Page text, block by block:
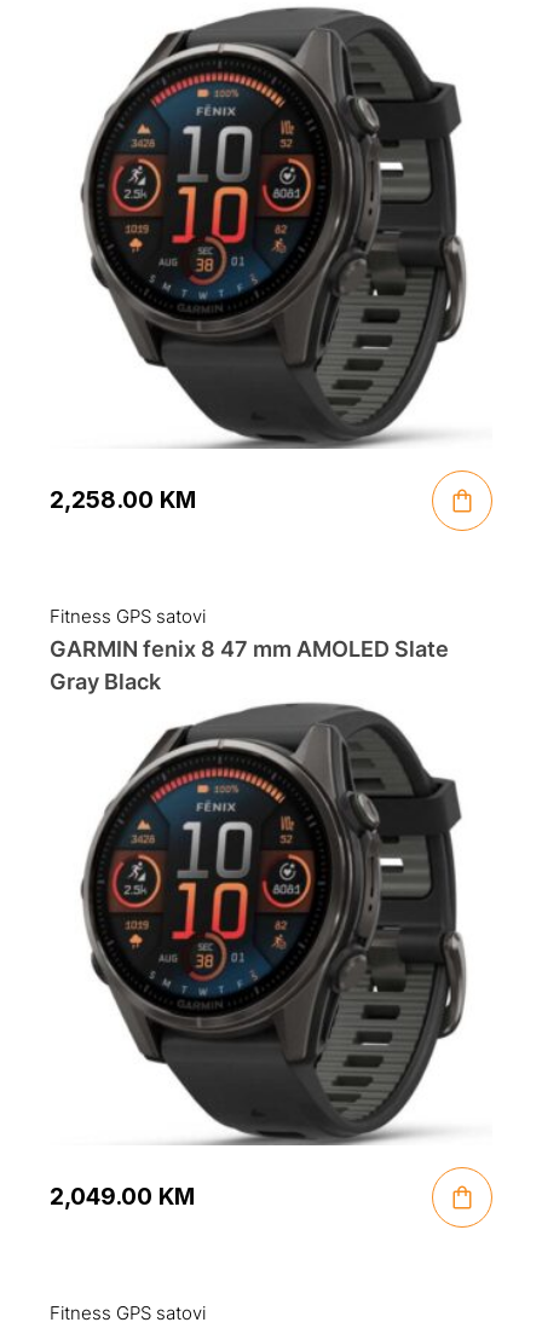
2,258.00 KM
Fitness GPS satovi
GARMIN fenix 8 47 mm AMOLED Slate
Gray Black
2,049.00 KM
Fitness GPS satovi